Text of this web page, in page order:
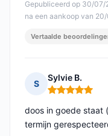
Gepubliceerd op 30/07/
na een aankoop van
Vertaalde
S
Sylvie B.
Opmerking: 5
doos in goede staat
termijn